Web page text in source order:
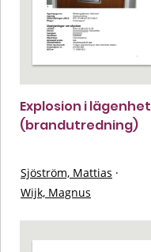
Explosion i lägenhet
(brandutredning)
Sjöström, Mattias ·
Wijk, Magnus